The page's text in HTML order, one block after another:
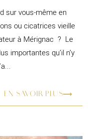
sur vous-même en
ou cicatrices vieille
à Mérignac ? Le
importantes qu’il n’y
EN SAVOIR PLUS